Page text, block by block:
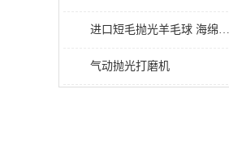
进口短毛抛光羊毛球 海绵抛光球
气动抛光打磨机